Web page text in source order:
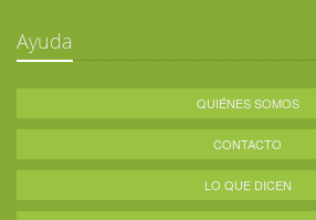
Ayuda
QUIÉNES SOMOS
CONTACTO
LO QUE DICEN